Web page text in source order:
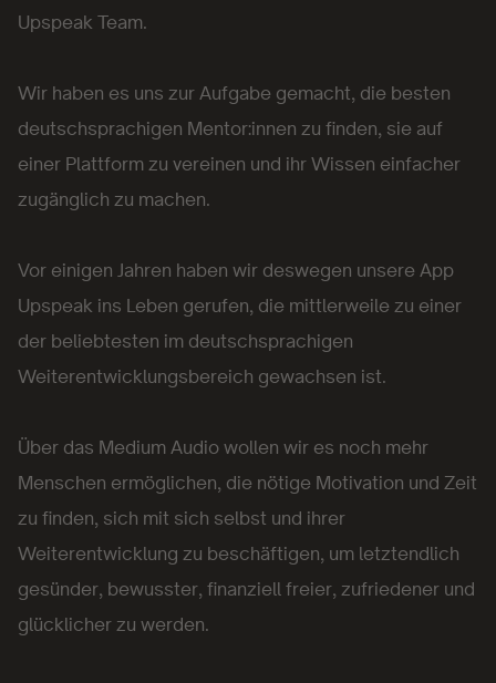
Upspeak Team.
Wir haben es uns zur Aufgabe gemacht, die besten
deutschsprachigen Mentor:innen zu finden, sie auf
einer Plattform zu vereinen und ihr Wissen einfacher
zugänglich zu machen.
Vor einigen Jahren haben wir deswegen unsere App
Upspeak ins Leben gerufen, die mittlerweile zu einer
der beliebtesten im deutschsprachigen
Weiterentwicklungsbereich gewachsen ist.
Über das Medium Audio wollen wir es noch mehr
Menschen ermöglichen, die nötige Motivation und Zeit
zu finden, sich mit sich selbst und ihrer
Weiterentwicklung zu beschäftigen, um letztendlich
gesünder, bewusster, finanziell freier, zufriedener und
glücklicher zu werden.